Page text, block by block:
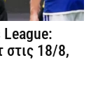
18/8,